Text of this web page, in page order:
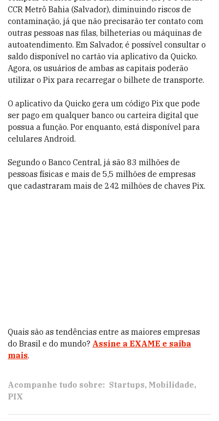
CCR Metrô Bahia (Salvador), diminuindo riscos de
contaminação, já que não precisarão ter contato com
outras pessoas nas filas, bilheterias ou máquinas de
autoatendimento. Em Salvador, é possível consultar o
saldo disponível no cartão via aplicativo da Quicko.
Agora, os usuários de ambas as capitais poderão
utilizar o Pix para recarregar o bilhete de transporte.
O aplicativo da Quicko gera um código Pix que pode
ser pago em qualquer banco ou carteira digital que
possua a função. Por enquanto, está disponível para
celulares Android.
Segundo o Banco Central, já são 83 milhões de
pessoas físicas e mais de 5,5 milhões de empresas
que cadastraram mais de 242 milhões de chaves Pix.
Quais são as tendências entre as maiores empresas
do Brasil e do mundo? Assine a EXAME e saiba
mais.
Acompanhe tudo sobre: Startups Mobilidade
PIX